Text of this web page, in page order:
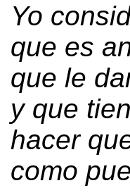
Yo
que es
que le
y que
hacer
como